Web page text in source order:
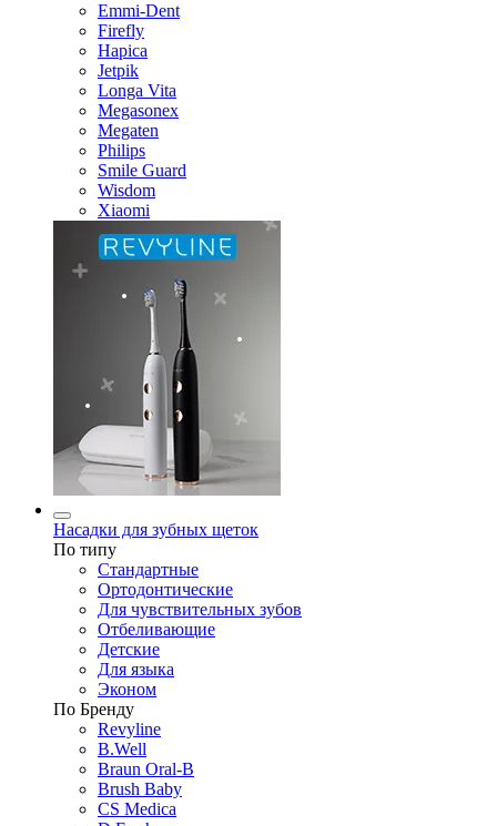
Emmi-Dent
Firefly
Hapica
Jetpik
Longa Vita
Megasonex
Megaten
Philips
Smile Guard
Wisdom
Xiaomi
Насадки для зубных щеток
По типу
Стандартные
Ортодонтические
Для чувствительных зубов
Отбеливающие
Детские
Для языка
Эконом
По Бренду
Revyline
B.Well
Braun Oral-B
Brush Baby
CS Medica